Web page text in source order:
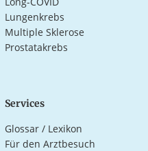
Lungenkrebs
Multiple Sklerose
Prostatakrebs
Services
Glossar / Lexikon
Für den Arztbesuch